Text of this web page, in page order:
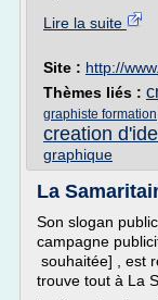
Lire la suite
Site : http://
Thèmes liés :
graphiste formation
creation
graphique
La
Son slogan
campagne
souhaitée] , est
trouve tout à La